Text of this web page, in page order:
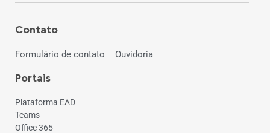
Contato
Formulário de contato Ouvidoria
Portais
Plataforma EAD
Teams
Office 365